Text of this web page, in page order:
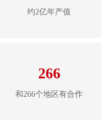
约2亿年产值
266
和266个地区有合作